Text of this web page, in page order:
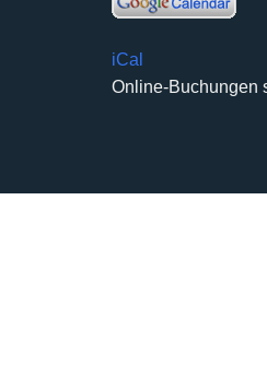
iCal
Online-Buchungen